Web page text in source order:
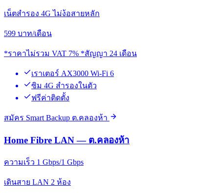
เน็ตสำรอง 4G ไม่ง้อสายหลัก
599 บาท/เดือน
*ราคาไม่รวม VAT 7% *สัญญา 24 เดือน
เราเตอร์ AX3000 Wi-Fi 6
ซิม 4G สำรองในตัว
ฟรีค่าติดตั้ง
สมัคร Smart Backup ต.คลองห้า
Home Fibre LAN — ต.คลองห้า
ความเร็ว 1 Gbps/1 Gbps
เดินสาย LAN 2 ห้อง